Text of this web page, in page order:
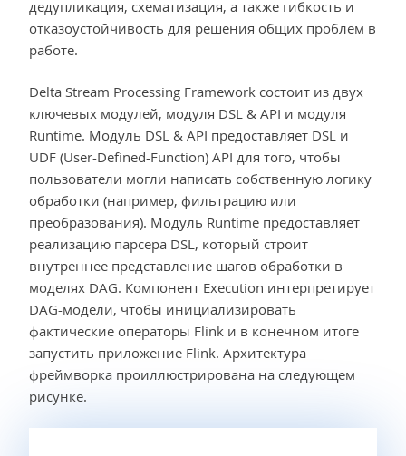
дедупликация, схематизация, а также гибкость и
отказоустойчивость для решения общих проблем в
работе.
Delta Stream Processing Framework состоит из двух
ключевых модулей, модуля DSL & API и модуля
Runtime. Модуль DSL & API предоставляет DSL и
UDF (User-Defined-Function) API для того, чтобы
пользователи могли написать собственную логику
обработки (например, фильтрацию или
преобразования). Модуль Runtime предоставляет
реализацию парсера DSL, который строит
внутреннее представление шагов обработки в
моделях DAG. Компонент Execution интерпретирует
DAG-модели, чтобы инициализировать
фактические операторы Flink и в конечном итоге
запустить приложение Flink. Архитектура
фреймворка проиллюстрирована на следующем
рисунке.